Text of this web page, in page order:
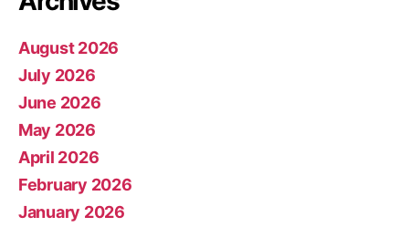
August 2026
July 2026
June 2026
May 2026
April 2026
February 2026
January 2026